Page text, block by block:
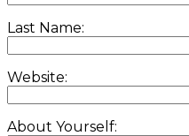
Last Name:
Website:
About Yourself: